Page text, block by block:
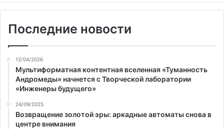
Последние новости
12/04/2026
Мультиформатная контентная вселенная «Туманность
Андромеды» начнется с Творческой лаборатории
«Инженеры будущего»
24/09/2025
Возвращение золотой эры: аркадные автоматы снова в
центре внимания